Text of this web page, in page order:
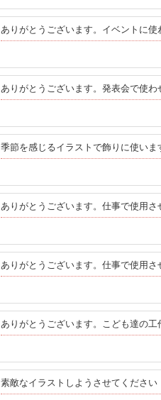
ありがとうございます。イベントに使
ありがとうございます。発表会で使わ
季節を感じるイラストで飾りに使いま
ありがとうございます。仕事で使用さ
ありがとうございます。仕事で使用さ
ありがとうございます。こども達の工
素敵なイラストしようさせてください